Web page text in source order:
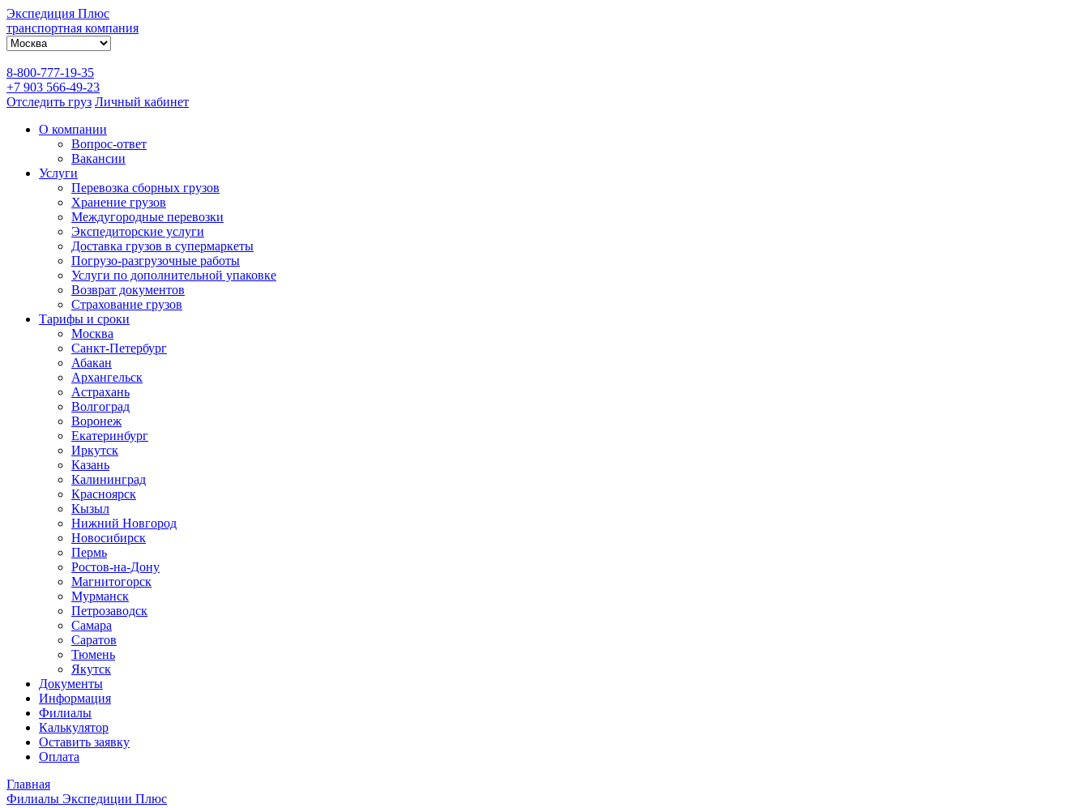
Экспедиция Плюс
транспортная компания
8-800-777-19-35
+7 903 566-49-23
Отследить груз Личный кабинет
О компании
Вопрос-ответ
Вакансии
Услуги
Перевозка сборных грузов
Хранение грузов
Междугородные перевозки
Экспедиторские услуги
Доставка грузов в супермаркеты
Погрузо-разгрузочные работы
Услуги по дополнительной упаковке
Возврат документов
Страхование грузов
Тарифы и сроки
Москва
Санкт-Петербург
Абакан
Архангельск
Астрахань
Волгоград
Воронеж
Екатеринбург
Иркутск
Казань
Калининград
Красноярск
Кызыл
Нижний Новгород
Новосибирск
Пермь
Ростов-на-Дону
Магнитогорск
Мурманск
Петрозаводск
Самара
Саратов
Тюмень
Якутск
Документы
Информация
Филиалы
Калькулятор
Оставить заявку
Оплата
Главная
Филиалы Экспедиции Плюс